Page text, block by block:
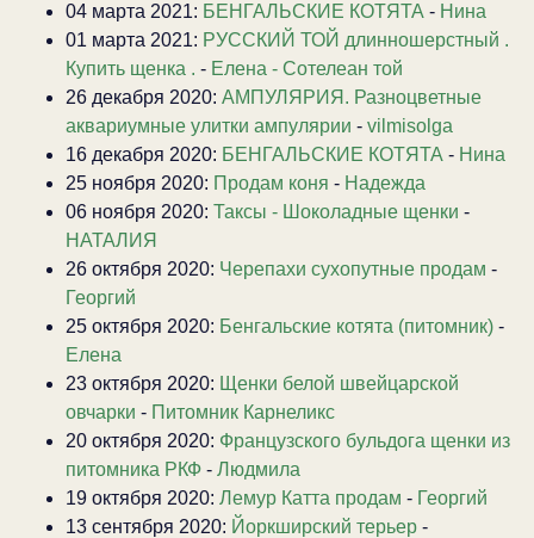
04 марта 2021: БЕНГАЛЬСКИЕ КОТЯТА - Нина
01 марта 2021: РУССКИЙ ТОЙ длинношерстный .
Купить щенка . - Елена - Сотелеан той
26 декабря 2020: АМПУЛЯРИЯ. Разноцветные
аквариумные улитки ампулярии - vilmisolga
16 декабря 2020: БЕНГАЛЬСКИЕ КОТЯТА - Нина
25 ноября 2020: Продам коня - Надежда
06 ноября 2020: Таксы - Шоколадные щенки -
НАТАЛИЯ
26 октября 2020: Черепахи сухопутные продам -
Георгий
25 октября 2020: Бенгальские котята (питомник) -
Елена
23 октября 2020: Щенки белой швейцарской
овчарки - Питомник Карнеликс
20 октября 2020: Французского бульдога щенки из
питомника РКФ - Людмила
19 октября 2020: Лемур Катта продам - Георгий
13 сентября 2020: Йоркширский терьер -